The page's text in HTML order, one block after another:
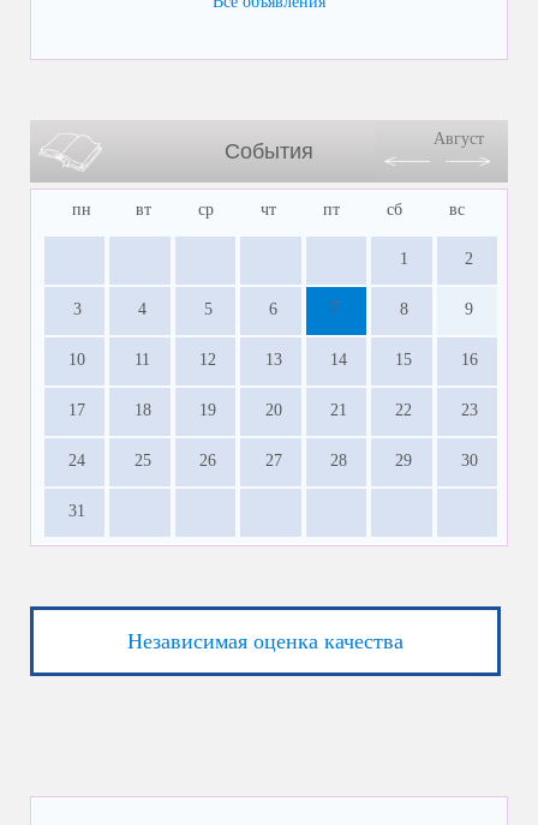
События
Август
пн вт ср чт пт сб вс
1 2
3 4 5 6 7 8 9
10 11 12 13 14 15 16
17 18 19 20 21 22 23
24 25 26 27 28 29 30
31
Независимая оценка качества